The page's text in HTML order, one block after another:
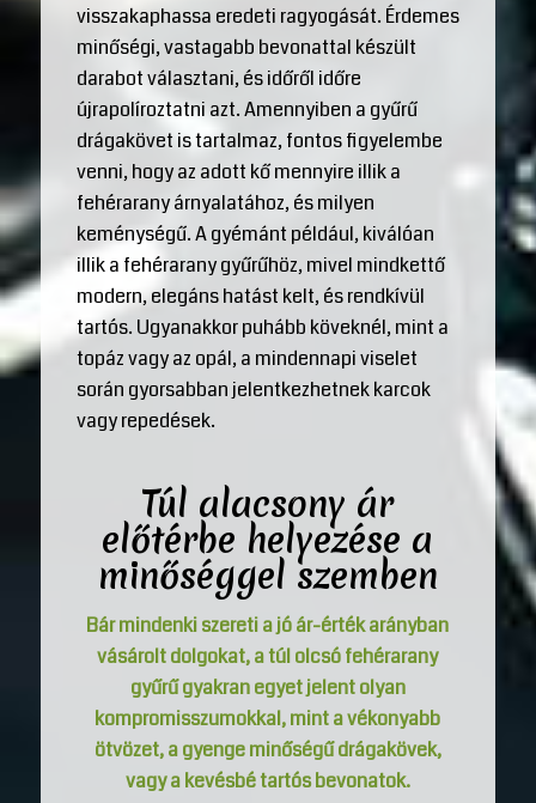
visszakaphassa eredeti ragyogását. Érdemes
minőségi, vastagabb bevonattal készült
darabot választani, és időről időre
újrapolíroztatni azt. Amennyiben a gyűrű
drágakövet is tartalmaz, fontos figyelembe
venni, hogy az adott kő mennyire illik a
fehérarany árnyalatához, és milyen
keménységű. A gyémánt például, kiválóan
illik a fehérarany gyűrűhöz, mivel mindkettő
modern, elegáns hatást kelt, és rendkívül
tartós. Ugyanakkor puhább köveknél, mint a
topáz vagy az opál, a mindennapi viselet
során gyorsabban jelentkezhetnek karcok
vagy repedések.
Túl alacsony ár
előtérbe helyezése a
minőséggel szemben
Bár mindenki szereti a jó ár-érték arányban
vásárolt dolgokat, a túl olcsó fehérarany
gyűrű gyakran egyet jelent olyan
kompromisszumokkal, mint a vékonyabb
ötvözet, a gyenge minőségű drágakövek,
vagy a kevésbé tartós bevonatok.